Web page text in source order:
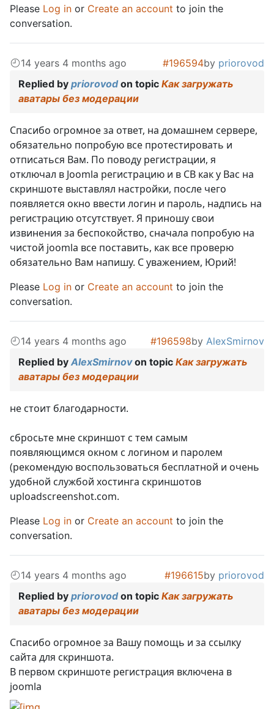
Please Log in or Create an account to join the
conversation.
14 years 4 months ago #196594by priorovod
Replied by priorovodon topic Как загружать
аватары без модерации
Спасибо огромное за ответ, на домашнем сервере,
обязательно попробую все протестировать и
отписаться Вам. По поводу регистрации, я
отключал в Joomla регистрацию и в СВ как у Вас на
скриншоте выставлял настройки, после чего
появляется окно ввести логин и пароль, надпись на
регистрацию отсутствует. Я приношу свои
извинения за беспокойство, сначала попробую на
чистой joomlа все поставить, как все проверю
обязательно Вам напишу. С уважением, Юрий!
Please Log in or Create an account to join the
conversation.
14 years 4 months ago #196598by AlexSmirnov
Replied by AlexSmirnovon topic Как загружать
аватары без модерации
не стоит благодарности.
сбросьте мне скриншот с тем самым
появляющимся окном с логином и паролем
(рекомендую воспользоваться бесплатной и очень
удобной службой хостинга скриншотов
uploadscreenshot.com.
Please Log in or Create an account to join the
conversation.
14 years 4 months ago #196615by priorovod
Replied by priorovodon topic Как загружать
аватары без модерации
Спасибо огромное за Вашу помощь и за ссылку
сайта для скриншота.
В первом скриншоте регистрация включена в
joomla